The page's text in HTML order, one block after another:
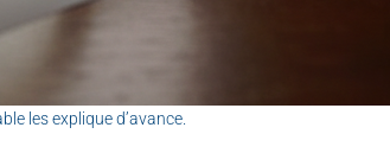
les explique d’avance.